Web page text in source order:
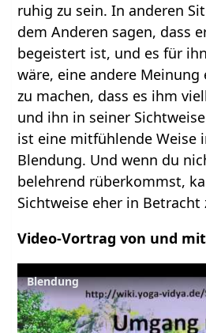
ruhig zu sein. In anderen
dem Anderen sagen, dass
begeistert ist, und es für
wäre, eine andere
zu machen, dass es ihm
und ihn in seiner
ist eine mitfühlende Weise
Blendung. Und wenn du
belehrend rüberkommst,
Sichtweise eher in Betracht
Video-Vortrag von und
Blendung